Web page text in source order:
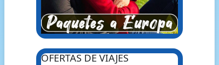
OFERTAS DE VIAJES